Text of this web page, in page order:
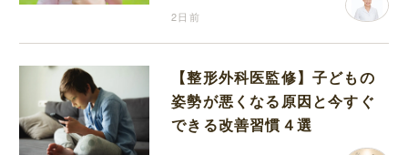
2日前
【整形外科医監修】子どもの
姿勢が悪くなる原因と今すぐ
できる改善習慣４選